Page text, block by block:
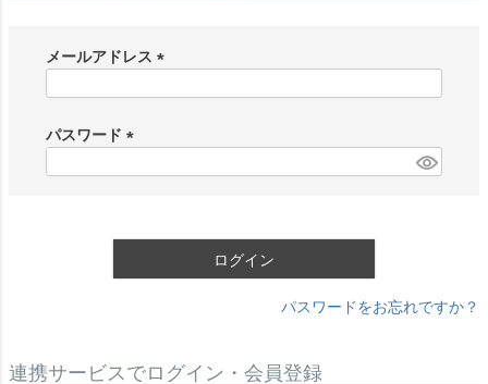
メールアドレス
)
パスワード
ログイン
パスワードをお忘れですか？
連携サービスでログイン・会員登録